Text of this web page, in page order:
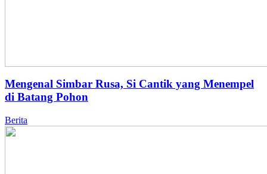
Mengenal Simbar Rusa, Si Cantik yang Menempel
di Batang Pohon
Berita